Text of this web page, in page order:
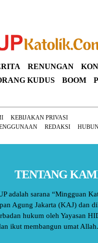
RENUNGAN
KUDUS BOOM
KEBIJAKAN PRIVASI
REDAKSI
TENTANG
adalah sarana “Mingguan
Agung Jakarta (KAJ) dan
hukum oleh Yayasan
ikut membangun umat Allah.